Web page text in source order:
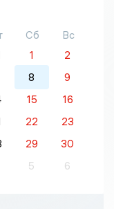
Сб
Вс
1
2
8
9
15
16
22
23
29
30
5 6